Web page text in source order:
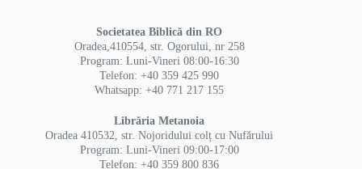
Societatea Biblică din RO
Oradea,410554, str. Ogorului, nr 258
Program: Luni-Vineri 08:00-16:30
Telefon: +40 359 425 990
Whatsapp: +40 771 217 155
Librăria Metanoia
Oradea 410532, str. Nojoridului colț cu Nufărului
Program: Luni-Vineri 09:00-17:00
Telefon: +40 359 800 836